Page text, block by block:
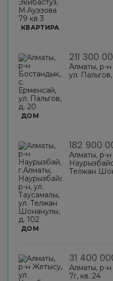
КВАРТИРА
ДОМ
211 300
Алматы, р-
ул.
ДОМ
182 900
Алматы, р-
Телжан
31 400
Алматы, р-
7г, кв. 24